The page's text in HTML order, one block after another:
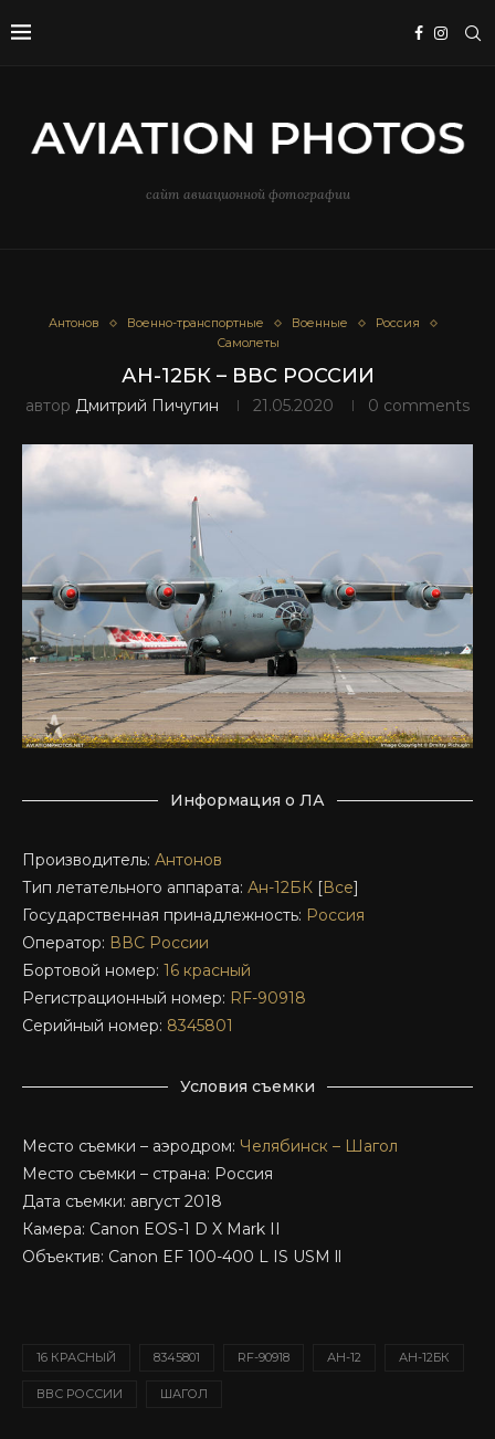
сайт авиационной фотографии
Антонов Военно-транспортные Военные
Россия
Самолеты
АН-12БК – ВВС РОССИИ
автор Дмитрий Пичугин 21.05.2020 0 comments
Информация о ЛА
Производитель: Антонов
Тип летательного аппарата: Ан-12БК [Все]
Государственная принадлежность: Россия
Оператор: ВВС России
Бортовой номер: 16 красный
Регистрационный номер: RF-90918
Серийный номер: 8345801
Условия съемки
Место съемки – аэродром: Челябинск – Шагол
Место съемки – страна: Россия
Дата съемки: август 2018
Камера: Canon EOS-1 D X Mark II
Объектив: Canon EF 100-400 L IS USM ll
16 КРАСНЫЙ 8345801 RF-90918 АН-12 АН-12БК
ВВС РОССИИ ШАГОЛ